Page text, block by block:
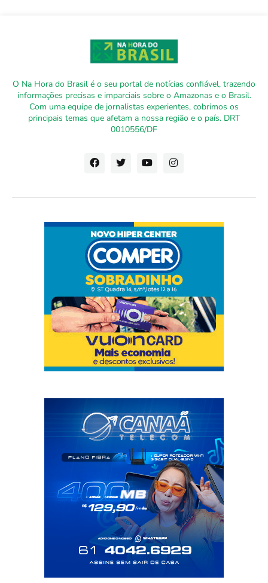
O Na Hora do Brasil é o seu portal de notícias confiável, trazendo
informações precisas e imparciais sobre o Amazonas e o Brasil.
Com uma equipe de jornalistas experientes, cobrimos os
principais temas que afetam a nossa região e o país. DRT
0010556/DF